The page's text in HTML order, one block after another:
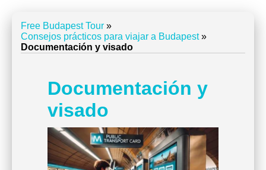
Free Budapest Tour »
Consejos prácticos para viajar a Budapest»
Documentación y visado
Documentación y
visado